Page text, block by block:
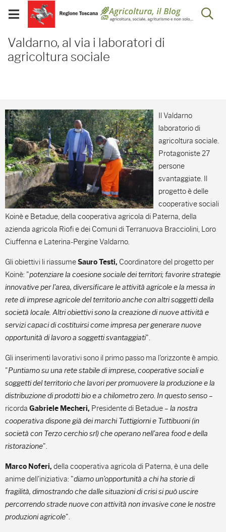
Skip to Main Content
Visualizza/chiudi
menu
mobile
Valdarno, al via i
Valdarno, al via i laboratori di
agricoltura sociale
Il Valdarno
laboratorio di
agricoltura sociale.
Protagoniste 27
persone
svantaggiate. Il
progetto è delle
cooperative sociali
Koinè e Betadue, della cooperativa agricola di Paterna, della
azienda agricola Riofi e dei Comuni di Terranuova Bracciolini, Loro
Ciuffenna e Laterina-Pergine Valdarno.
Gli obiettivi li riassumeSauro Testi, Coordinatore del progetto per
Koinè: "potenziare la coesione sociale dei territori; favorire strategie
innovative per l'area, diversificare le attività agricole e la messa in
rete di imprese agricole del territorio anche con altri soggetti della
società locale. Altri obiettivi sono la creazione di nuove attività e
servizi capaci di costituirsi come impresa per generare nuove
opportunità di lavoro a soggetti svantaggiati".
Gli inserimenti lavorativi sono il primo passo ma l'orizzonte è ampio.
"Puntiamo su una rete stabile di imprese, cooperative sociali e
soggetti del territorio che lavori per promuovere la produzione e la
distribuzione di prodotti bio e a chilometro zero. In questo senso –
ricorda Gabriele Mecheri, Presidente di Betadue – la nostra
cooperativa dispone già dei marchiTuttigiornie Tuttibuoni (in
società con Terzo cerchio srl) che operano nell'area food e della
ristorazione".
Marco Noferi, della cooperativa agricola di Paterna, è una delle
anime dell'iniziativa: "diamo un'opportunità a chi ha storie di
fragilità, dimostrando che dalle situazioni di crisi si può uscire
percorrendo strade nuove con attività non invasive cone le nostre
produzioni agricole".